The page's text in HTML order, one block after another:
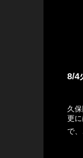
8/4
久
更
で